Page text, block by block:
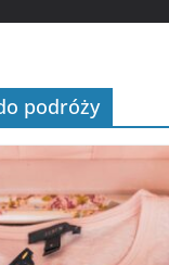
podróży